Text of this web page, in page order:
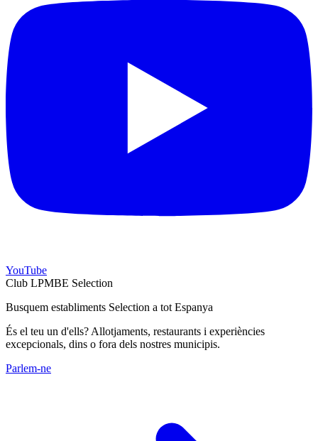
YouTube
Club LPMBE Selection
Busquem establiments Selection a tot Espanya
És el teu un d'ells? Allotjaments, restaurants i experiències
excepcionals, dins o fora dels nostres municipis.
Parlem-ne